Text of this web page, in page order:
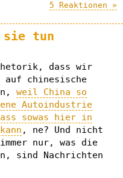
5 Reaktionen »
sie tun
dass wir
chinesische
weil China so
Autoindustrie
sowas hier in
, ne? Und nicht
nur, was die
sind Nachrichten